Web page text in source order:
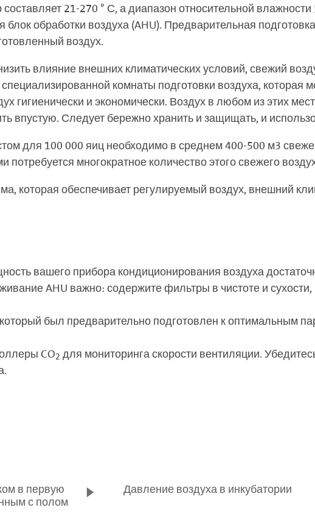
21-270 ° С, а диапазон относительной
блок обработки воздуха (AHU). Предварительная
воздух.
влияние внешних климатических условий, свежий
комнаты подготовки воздуха, которая
гигиенически и экономически. Воздух в любом из этих
впустую. Следует бережно хранить и защищать, и
для 100 000 яиц необходимо в среднем 400-500 м3
потребуется многократное количество этого свежего
которая обеспечивает регулируемый воздух, внешний
вашего прибора кондиционирования воздуха
AHU важно: содержите фильтры в чистоте и
был предварительно подготовлен к оптимальным
CO2 для мониторинга скорости вентиляции.
в первую
с полом
Давление воздуха в инкубатории